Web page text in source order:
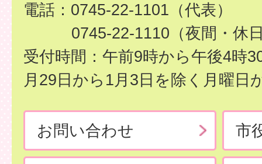
電話：0745-22-1101（代表）
0745-22-1110（夜間・休
受付時間：午前9時から午後4時
月29日から1月3日を除く月曜日
お問い合わせ 市